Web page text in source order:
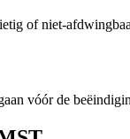
of niet-
vóór de